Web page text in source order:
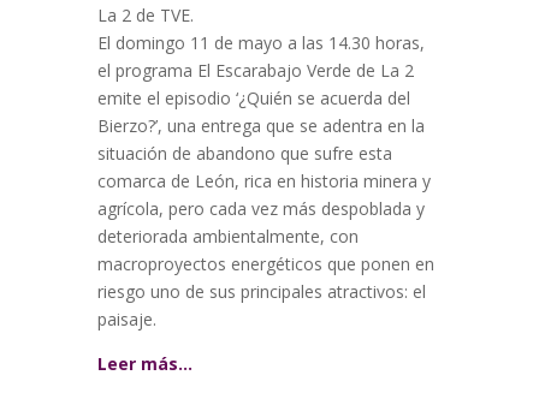
La 2 de TVE.
El domingo 11 de mayo a las 14.30 horas,
el programa El Escarabajo Verde de La 2
emite el episodio ‘¿Quién se acuerda del
Bierzo?’, una entrega que se adentra en la
situación de abandono que sufre esta
comarca de León, rica en historia minera y
agrícola, pero cada vez más despoblada y
deteriorada ambientalmente, con
macroproyectos energéticos que ponen en
riesgo uno de sus principales atractivos: el
paisaje.
Leer más…